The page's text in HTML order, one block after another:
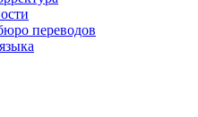
переводов